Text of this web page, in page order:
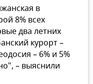
в
8% всех
два летних
курорт –
– 6% и 5%
– выяснили